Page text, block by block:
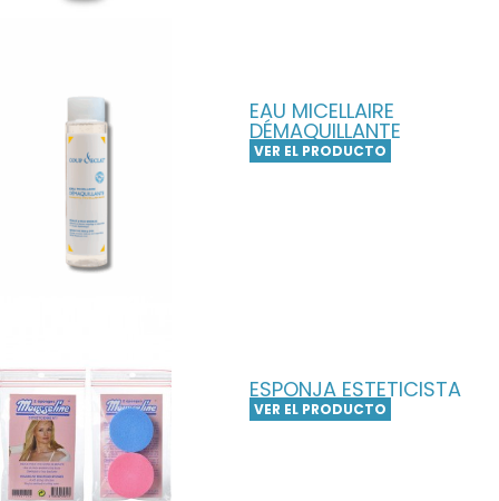
EAU MICELLAIRE
DÉMAQUILLANTE
VER EL PRODUCTO
ESPONJA ESTETICISTA
VER EL PRODUCTO